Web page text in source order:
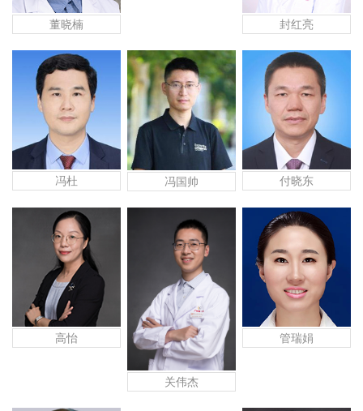
董晓楠 封红亮
冯杜 冯国帅 付晓东
高怡
关伟杰
管瑞娟